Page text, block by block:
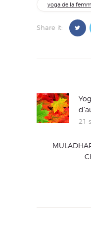
yoga de la
Share it:
l’article
:21